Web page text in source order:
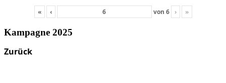
« ‹ von 6 › »
Kampagne 2025
Zurück